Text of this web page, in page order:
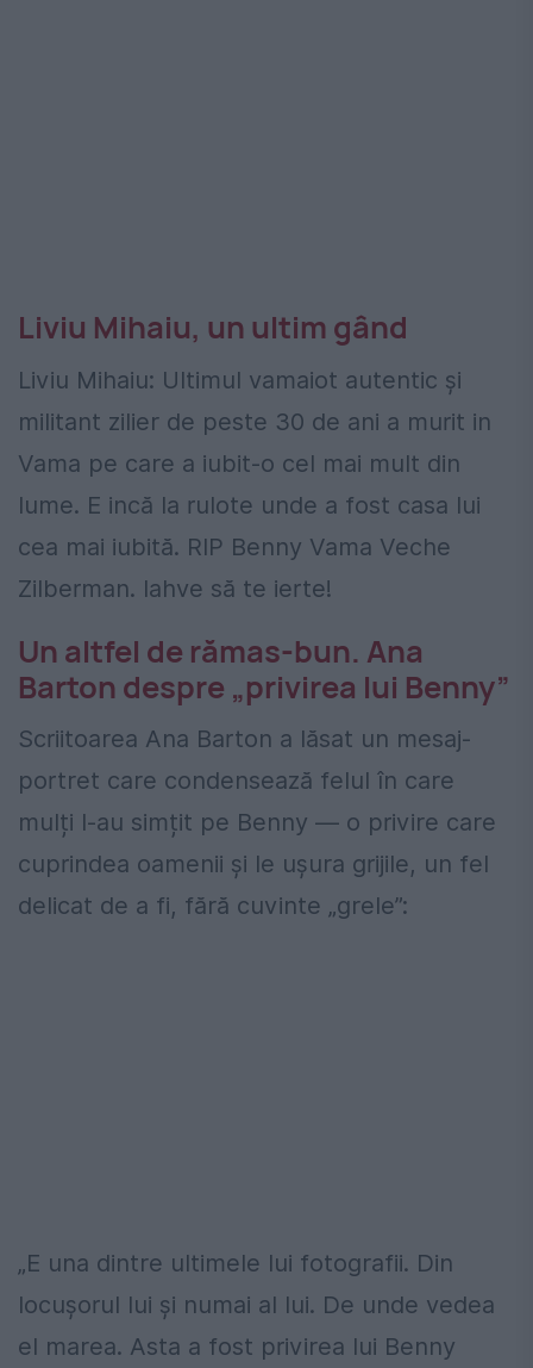
Liviu Mihaiu, un ultim gând
Liviu Mihaiu: Ultimul vamaiot autentic și
militant zilier de peste 30 de ani a murit in
Vama pe care a iubit-o cel mai mult din
lume. E incă la rulote unde a fost casa lui
cea mai iubită. RIP Benny Vama Veche
Zilberman. Iahve să te ierte!
Un altfel de rămas-bun. Ana
Barton despre „privirea lui Benny”
Scriitoarea Ana Barton a lăsat un mesaj-
portret care condensează felul în care
mulți l-au simțit pe Benny — o privire care
cuprindea oamenii și le ușura grijile, un fel
delicat de a fi, fără cuvinte „grele”:
„E una dintre ultimele lui fotografii. Din
locușorul lui și numai al lui. De unde vedea
el marea. Asta a fost privirea lui Benny